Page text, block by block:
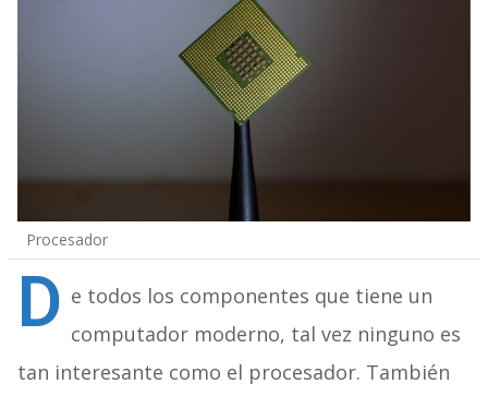
Procesador
D e todos los componentes que tiene un
computador moderno, tal vez ninguno es
tan interesante como el procesador. También